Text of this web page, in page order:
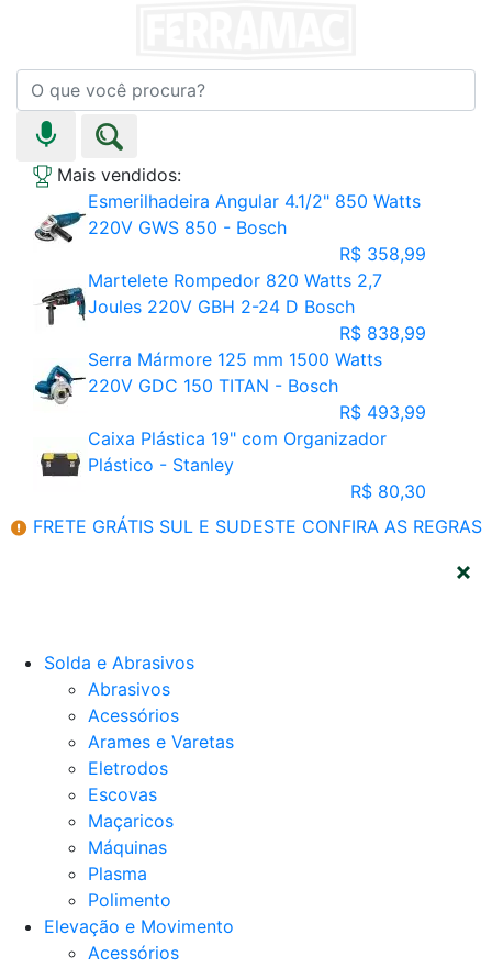
Mais vendidos:
Esmerilhadeira Angular 4.1/2" 850 Watts
220V GWS 850 - Bosch
R$ 358,99
Martelete Rompedor 820 Watts 2,7
Joules 220V GBH 2-24 D Bosch
R$ 838,99
Serra Mármore 125 mm 1500 Watts
220V GDC 150 TITAN - Bosch
R$ 493,99
Caixa Plástica 19" com Organizador
Plástico - Stanley
R$ 80,30
FRETE GRÁTIS SUL E SUDESTE CONFIRA AS REGRAS
Solda e Abrasivos
Abrasivos
Acessórios
Arames e Varetas
Eletrodos
Escovas
Maçaricos
Máquinas
Plasma
Polimento
Elevação e Movimento
Acessórios